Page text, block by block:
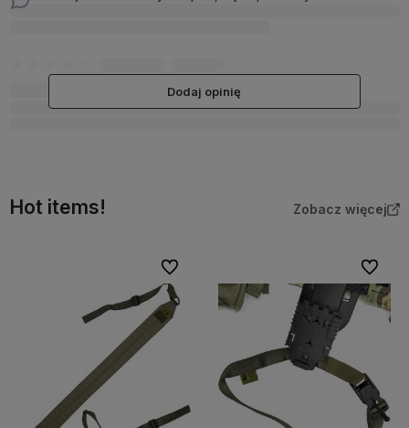
Dodaj opinię
Hot items! Zobacz więcej
Do ulubionych Do